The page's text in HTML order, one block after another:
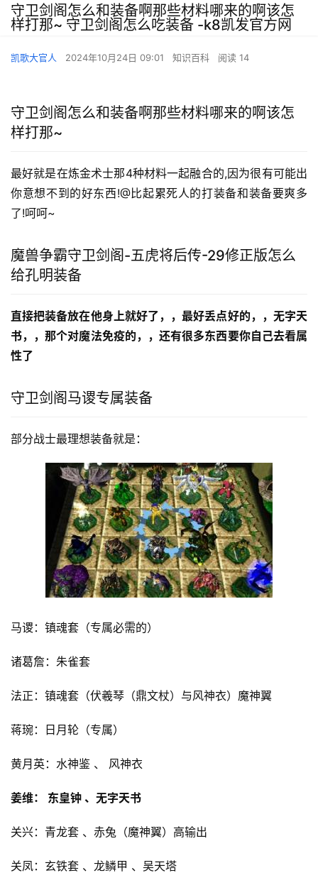
守卫剑阁怎么和装备啊那些材料哪来的啊该怎
样打那~ 守卫剑阁怎么吃装备 -k8凯发官方网
凯歌大官人 2024年10月24日 09:01 知识百科 阅读 14
守卫剑阁怎么和装备啊那些材料哪来的啊该怎
样打那~
最好就是在炼金术士那4种材料一起融合的,因为很有可能出
你意想不到的好东西!@比起累死人的打装备和装备要爽多
了!呵呵~
魔兽争霸守卫剑阁-五虎将后传-29修正版怎么
给孔明装备
直接把装备放在他身上就好了，，最好丢点好的，，无字天
书，，那个对魔法免疫的，，还有很多东西要你自己去看属
性了
守卫剑阁马谡专属装备
部分战士最理想装备就是：
马谡：镇魂套（专属必需的）
诸葛詹：朱雀套
法正：镇魂套（伏羲琴（鼎文杖）与风神衣）魔神翼
蒋琬：日月轮（专属）
黄月英：水神鉴 、 风神衣
姜维： 东皇钟 、无字天书
关兴：青龙套 、赤兔（魔神翼）高输出
关凤：玄铁套 、龙鳞甲 、吴天塔